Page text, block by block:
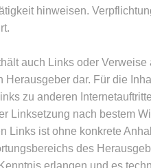
hinweisen.
auch Links oder
Herausgeber dar. Für die
zu anderen
Linksetzung nach bestem
Links ist ohne konkrete
des
erlangen und es